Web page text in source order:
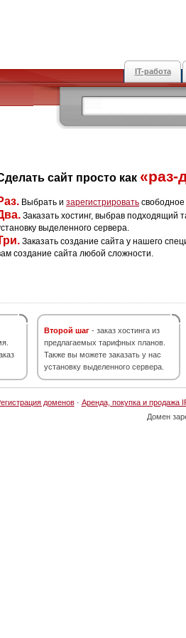
IT-работа
сайт просто как «раз-
Выбрать и зарегистрировать
Заказать хостинг, выбрав подходящий
выделенного сервера.
Заказать создание сайта у нашего
создание сайта любой сложности.
Второй шаг - заказ хостинга из
предлагаемых тарифных планов.
Также вы можете заказать у нас
установку выделенного сервера.
доменов· Аренда, покупка и продажа
Домен